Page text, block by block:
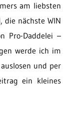
am liebsten
die nächste WIN
Pro-Daddelei –
werde ich im
und per
ein kleines